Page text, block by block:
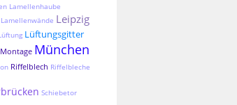
Lamellenhaube
Lamellenwände Leipzig
Lüftungsgitter
Montage München
Riffelblech Riffelbleche
Schiebetor